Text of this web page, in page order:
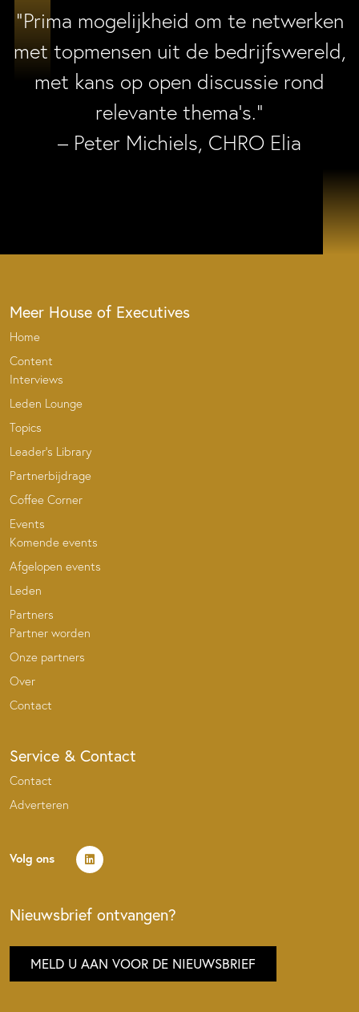
“Prima mogelijkheid om te netwerken
met topmensen uit de bedrijfswereld,
met kans op open discussie rond
relevante thema’s.”
– Peter Michiels, CHRO Elia
Meer House of Executives
Home
Content
Interviews
Leden Lounge
Topics
Leader’s Library
Partnerbijdrage
Coffee Corner
Events
Komende events
Afgelopen events
Leden
Partners
Partner worden
Onze partners
Over
Contact
Service & Contact
Contact
Adverteren
Volg ons
Nieuwsbrief ontvangen?
MELD U AAN VOOR DE NIEUWSBRIEF